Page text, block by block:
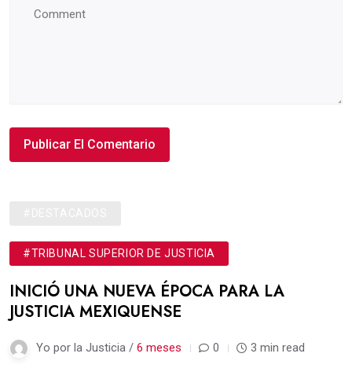
#TRIBUNAL SUPERIOR DE JUSTICIA
INICIÓ UNA NUEVA ÉPOCA PARA LA
JUSTICIA MEXIQUENSE
Yo por la Justicia / 6 meses 0 3 min read